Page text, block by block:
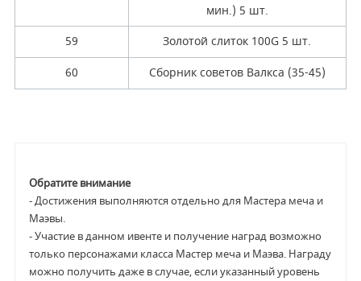
мин.) 5 шт.
59
Золотой слиток 100G 5 шт.
60
Сборник советов Валкса (35-45)
Обратите внимание
- Достижения выполняются отдельно для Мастера меча и
Маэвы.
- Участие в данном ивенте и получение наград возможно
только персонажами класса Мастер меча и Маэва. Награду
можно получить даже в случае, если указанный уровень